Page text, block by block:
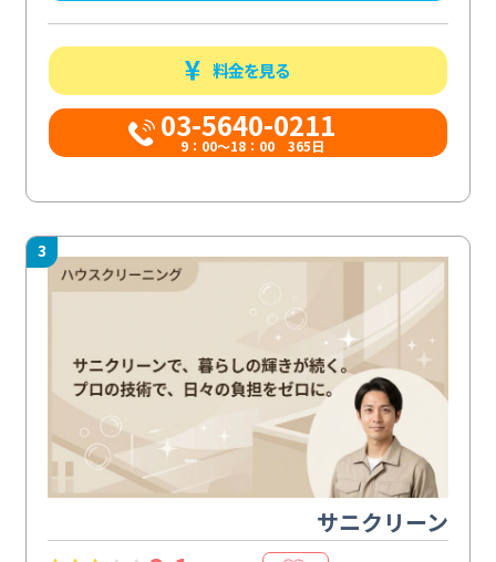
料金を見る
03-5640-0211
9：00～18：00 365日
3
サニクリーン